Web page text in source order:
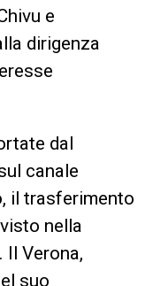
e
dirigenza
dal
canale
il trasferimento
nella
Il Verona,
suo